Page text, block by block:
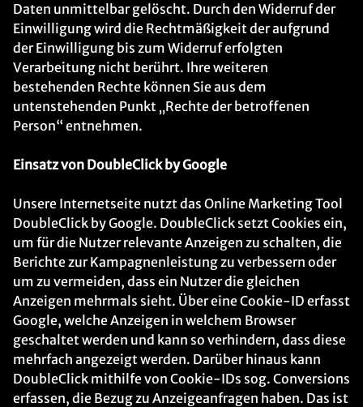
Daten unmittelbar gelöscht. Durch den Widerruf der
Einwilligung wird die Rechtmäßigkeit der aufgrund
der Einwilligung bis zum Widerruf erfolgten
Verarbeitung nicht berührt. Ihre weiteren
bestehenden Rechte können Sie aus dem
untenstehenden Punkt „Rechte der betroffenen
Person“ entnehmen.
Einsatz von DoubleClick by Google
Unsere Internetseite nutzt das Online Marketing Tool
DoubleClick by Google. DoubleClick setzt Cookies ein,
um für die Nutzer relevante Anzeigen zu schalten, die
Berichte zur Kampagnenleistung zu verbessern oder
um zu vermeiden, dass ein Nutzer die gleichen
Anzeigen mehrmals sieht. Über eine Cookie-ID erfasst
Google, welche Anzeigen in welchem Browser
geschaltet werden und kann so verhindern, dass diese
mehrfach angezeigt werden. Darüber hinaus kann
DoubleClick mithilfe von Cookie-IDs sog. Conversions
erfassen, die Bezug zu Anzeigeanfragen haben. Das ist